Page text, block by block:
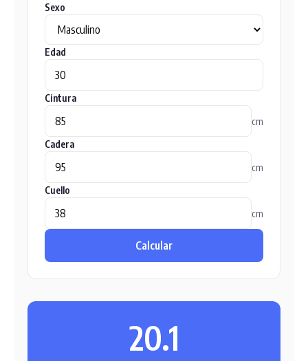
Sexo
Edad
Cintura
cm
Cadera
cm
Cuello
cm
Calcular
20.1